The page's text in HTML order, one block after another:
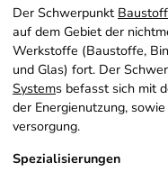
Der Schwerpunkt
auf dem Gebiet der
Werkstoffe (Baustoffe,
und Glas) fort. Der
Systems befasst sich mit
der Energienutzung,
versorgung.
Spezialisierungen